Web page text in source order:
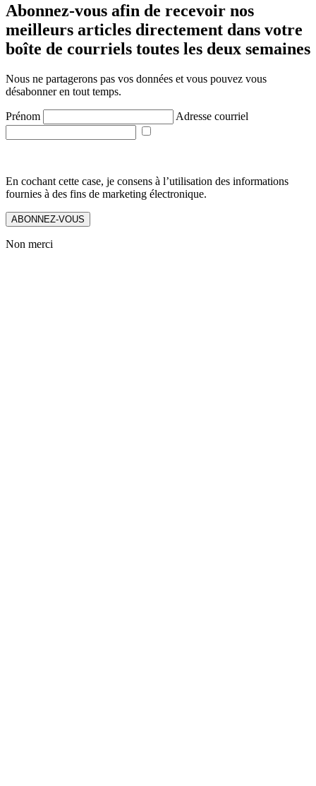
Abonnez-vous afin de recevoir nos
meilleurs articles directement dans votre
boîte de courriels toutes les deux semaines
Nous ne partagerons pas vos données et vous pouvez vous
désabonner en tout temps.
Prénom Adresse courriel
En cochant cette case, je consens à l’utilisation des informations
fournies à des fins de marketing électronique.
ABONNEZ-VOUS
Non merci